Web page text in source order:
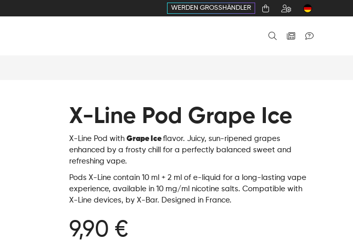
WERDEN GROSSHÄNDLER
X-Line Pod Grape Ice
X-Line Pod with Grape Iceflavor. Juicy, sun-ripened grapes
enhanced by a frosty chill for a perfectly balanced sweet and
refreshing vape.
Pods X-Line contain 10 ml + 2 ml of e-liquid for a long-lasting vape
experience, available in 10 mg/ml nicotine salts. Compatible with
X-Line devices, by X-Bar. Designed in France.
9,90 €